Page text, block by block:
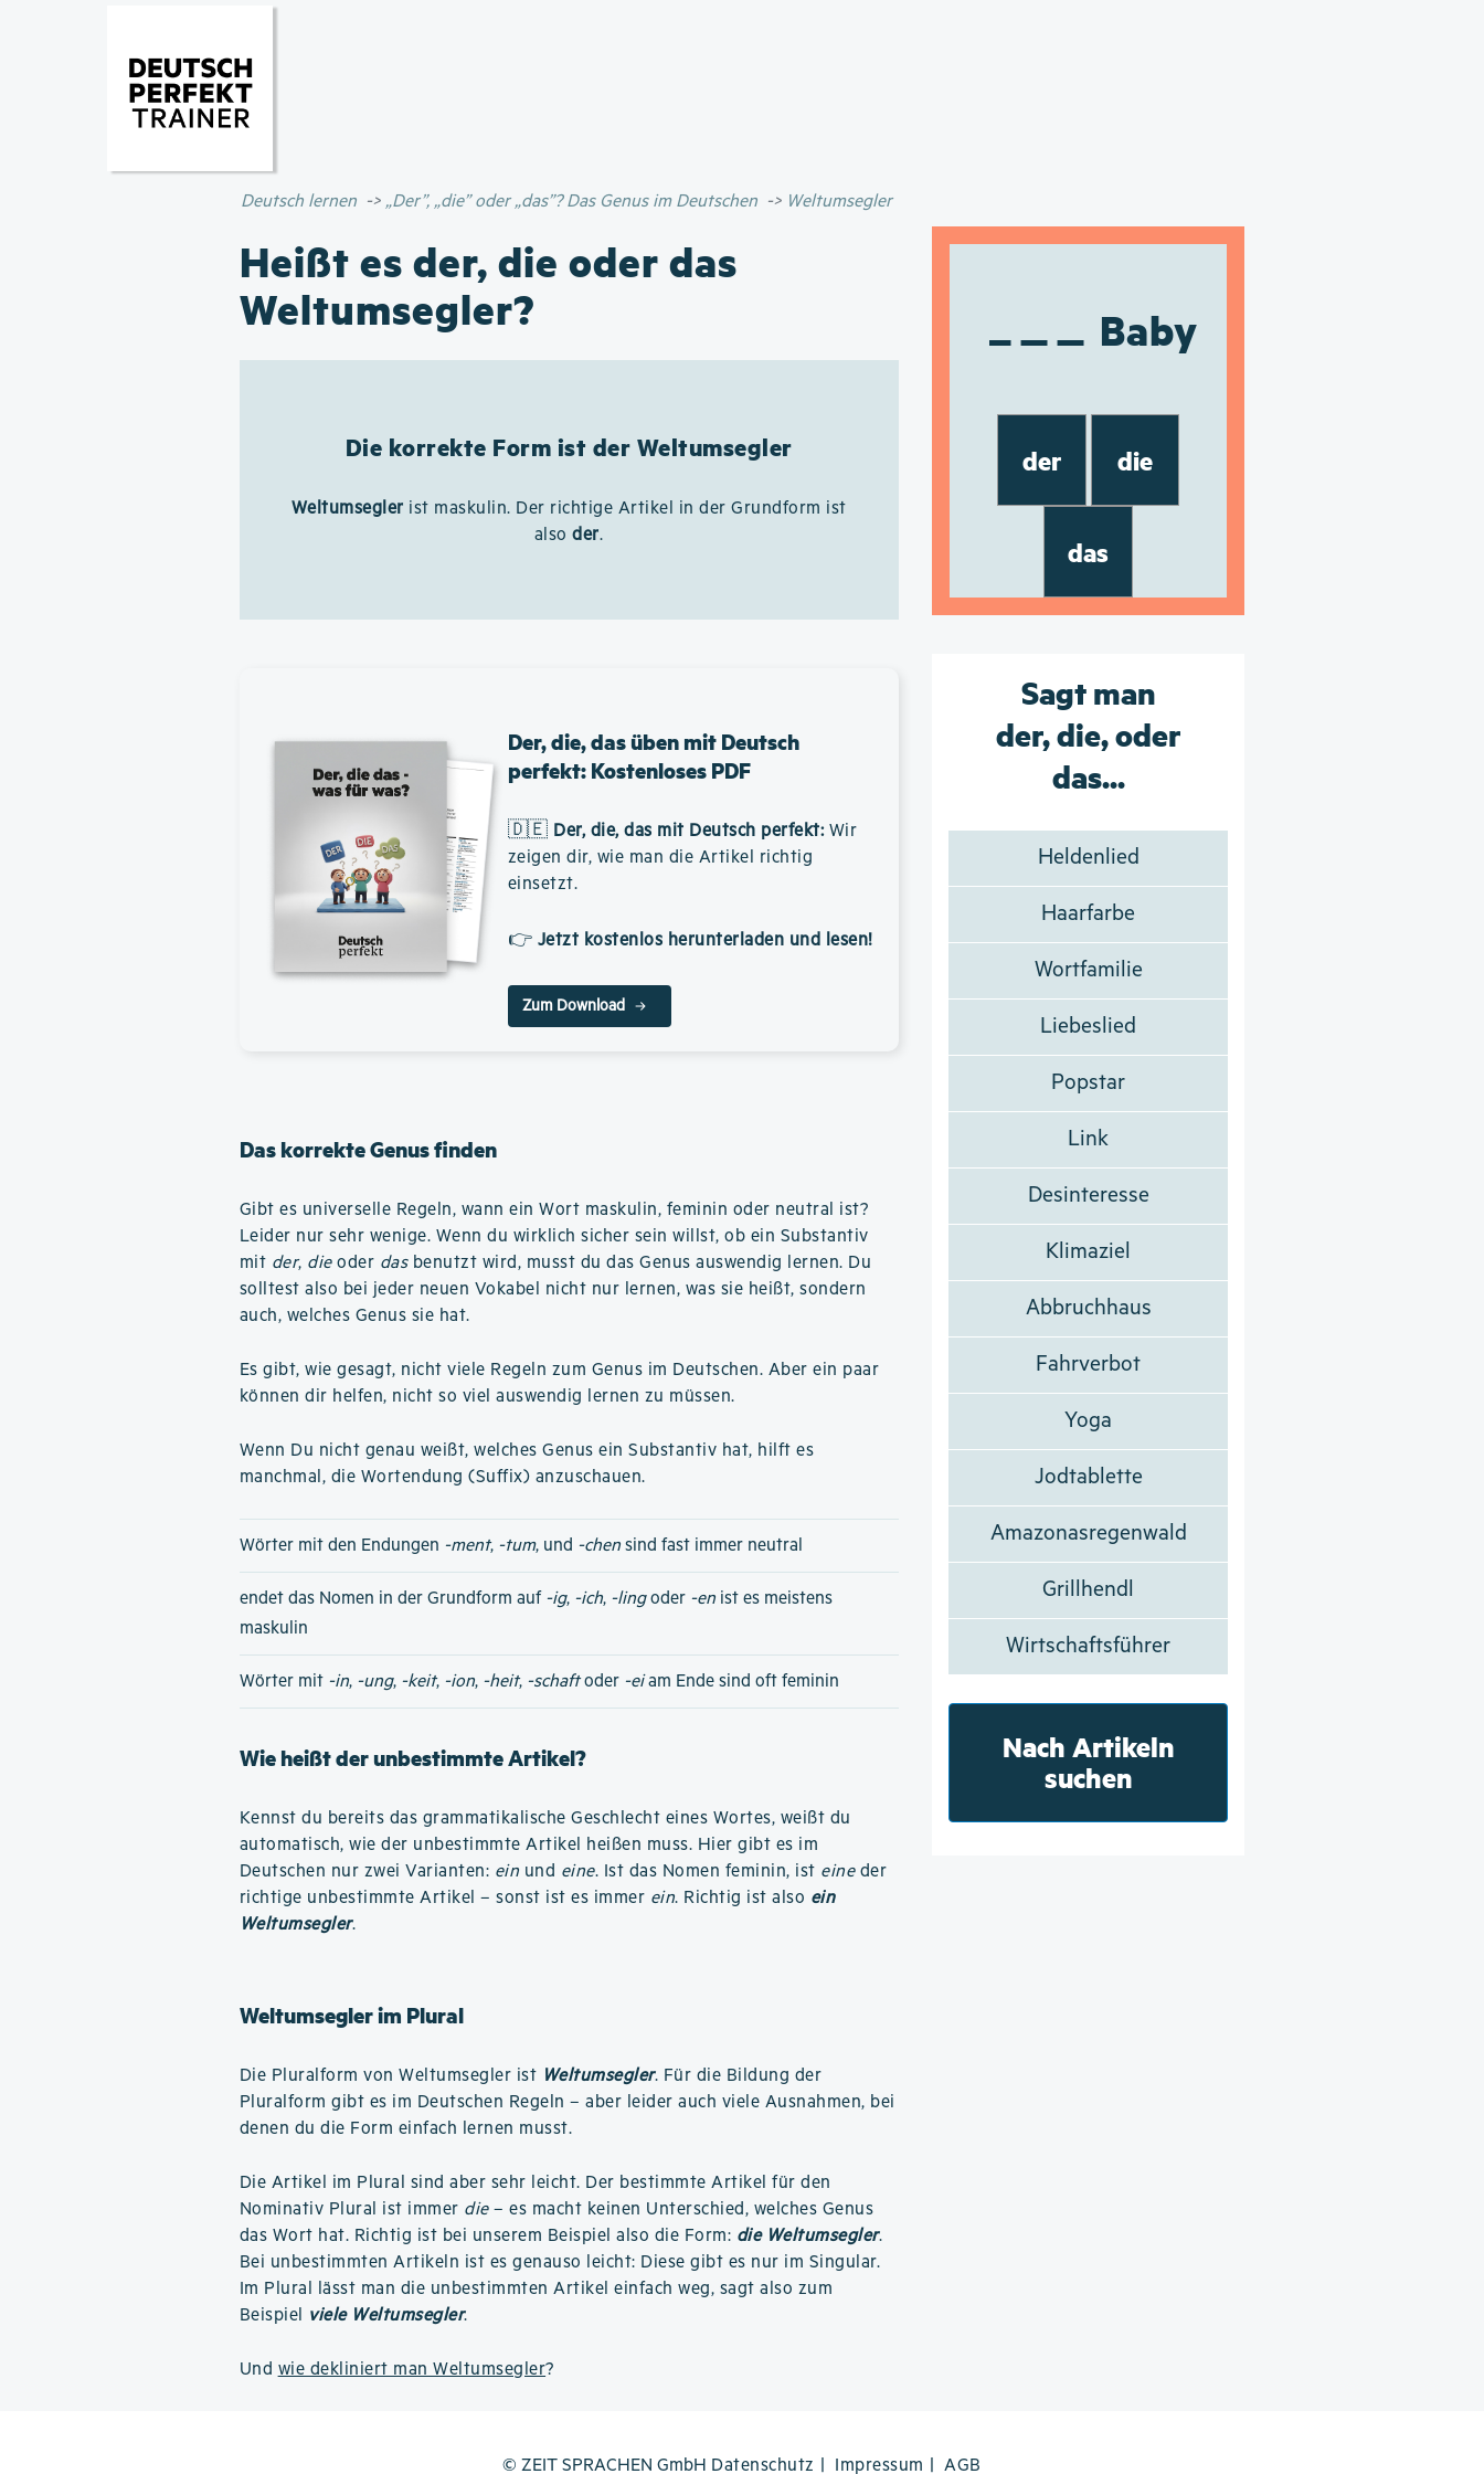
Deutsch lernen „Der”, „die” oder „das”? Das Genus im Deutschen Weltumsegler
Heißt es der, die oder das
Weltumsegler?
Die korrekte Form ist der Weltumsegler
Weltumsegler ist maskulin. Der richtige Artikel in der Grundform ist
alsoder.
Der, die, das üben mit Deutsch
perfekt: Kostenloses PDF
🇩🇪 Der, die, das mit Deutsch perfekt: Wir
zeigen dir, wie man die Artikel richtig
einsetzt.
👉 Jetzt kostenlos herunterladen und lesen!
Zum Download
Das korrekte Genus finden
Gibt es universelle Regeln, wann ein Wort maskulin, feminin oder neutral ist?
Leider nur sehr wenige. Wenn du wirklich sicher sein willst, ob ein Substantiv
mit der, dieoder dasbenutzt wird, musst du das Genus auswendig lernen. Du
solltest also bei jeder neuen Vokabel nicht nur lernen, was sie heißt, sondern
auch, welches Genus sie hat.
Es gibt, wie gesagt, nicht viele Regeln zum Genus im Deutschen. Aber ein paar
können dir helfen, nicht so viel auswendig lernen zu müssen.
Wenn Du nicht genau weißt, welches Genus ein Substantiv hat, hilft es
manchmal, die Wortendung (Suffix) anzuschauen.
Wörter mit den Endungen -ment, -tum, und -chensind fast immer neutral
endet das Nomen in der Grundform auf -ig, -ich, -lingoder -enist es meistens
maskulin
Wörter mit -in, -ung, -keit, -ion, -heit, -schaftoder -eiam Ende sind oft feminin
Wie heißt der unbestimmte Artikel?
Kennst du bereits das grammatikalische Geschlecht eines Wortes, weißt du
automatisch, wie der unbestimmte Artikel heißen muss. Hier gibt es im
Deutschen nur zwei Varianten: ein und eine. Ist das Nomen feminin, ist eineder
richtige unbestimmte Artikel – sonst ist es immer ein. Richtig ist also ein
Weltumsegler.
Weltumsegler im Plural
Die Pluralform von Weltumsegler ist Weltumsegler. Für die Bildung der
Pluralform gibt es im Deutschen Regeln – aber leider auch viele Ausnahmen, bei
denen du die Form einfach lernen musst.
Die Artikel im Plural sind aber sehr leicht. Der bestimmte Artikel für den
Nominativ Plural ist immer die– es macht keinen Unterschied, welches Genus
das Wort hat. Richtig ist bei unserem Beispiel also die Form: die Weltumsegler.
Bei unbestimmten Artikeln ist es genauso leicht: Diese gibt es nur im Singular.
Im Plural lässt man die unbestimmten Artikel einfach weg, sagt also zum
Beispiel viele Weltumsegler.
Und wie dekliniert man Weltumsegler?
Baby
der die
das
Sagt man
der, die, oder
das...
Heldenlied
Haarfarbe
Wortfamilie
Liebeslied
Popstar
Link
Desinteresse
Klimaziel
Abbruchhaus
Fahrverbot
Yoga
Jodtablette
Amazonasregenwald
Grillhendl
Wirtschaftsführer
Nach Artikeln
suchen
© ZEIT SPRACHEN GmbH Datenschutz Impressum AGB